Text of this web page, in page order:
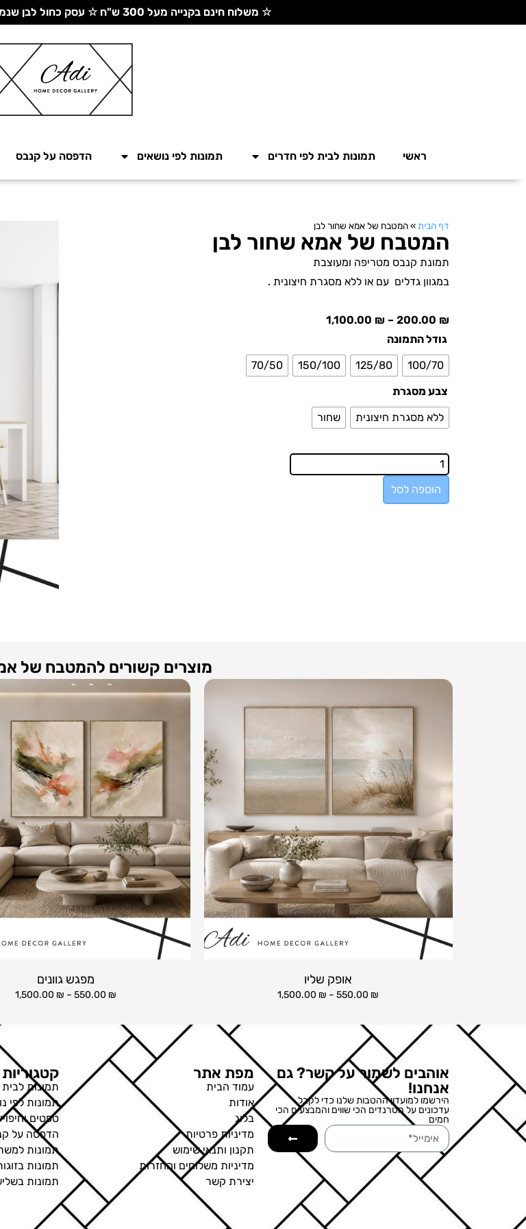
☆ משלוח חינם בקנייה מעל 300 ש"ח ☆ עסק כחול לבן שנמצא בחזית הצפונית - יחד ננצח!
ראשי תמונות לבית לפי חדרים תמונות לפי נושאים הדפסה על קנבס
דף הבית »המטבח של אמא שחור לבן
המטבח של אמא שחור לבן
תמונת קנבס מטריפה ומעוצבת
במגוון גדלים עם או ללא מסגרת חיצונית .
200.00 ₪
–
1,100.00 ₪
גודל התמונה
100/70
125/80
150/100
70/50
צבע מסגרת
ללא מסגרת חיצונית
שחור
הוספה לסל
מוצרים קשורים להמטבח של
אופק שליו
550.00 ₪
–
1,500.00 ₪
מפגש גוונים
550.00 ₪
–
1,500.00 ₪
אוהבים לשמור על קשר? גם
אנחנו!
הירשמו למועדון ההטבות שלנו כדי לקבל
עדכונים על הטרנדים הכי שווים והמבצעים הכי
חמים
מפת אתר
עמוד הבית
אודות
בלוג
מדיניות פרטיות
תקנון ותנאי שימוש
מדיניות משלוחים והחזרות
יצירת קשר
תמונות
תמונות לפי
טפטים
הדפסה על
תמונות
תמונות
תמונות